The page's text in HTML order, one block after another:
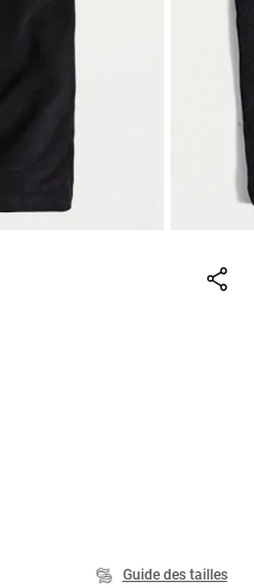
Guide des tailles